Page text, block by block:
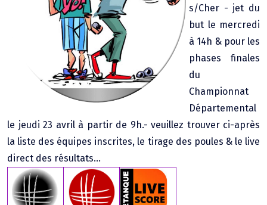
s/Cher - jet du
but le mercredi
à 14h & pour les
phases finales
du
Championnat
Départemental
le jeudi 23 avril à partir de 9h.- veuillez trouver ci-après
la liste des équipes inscrites, le tirage des poules & le live
direct des résultats...
Agenda Concours Vétérans
Régionaux & Championnats de France
Résultats & Classement Division 4 B
Résultats & Classement Division 5 A
Championnat Triplettes Mixtes
Championnat Triplettes Vétérans
Palmarès Comité du Loir & Cher
Championnat Individuel Féminin
Championnat Individuel Masculin